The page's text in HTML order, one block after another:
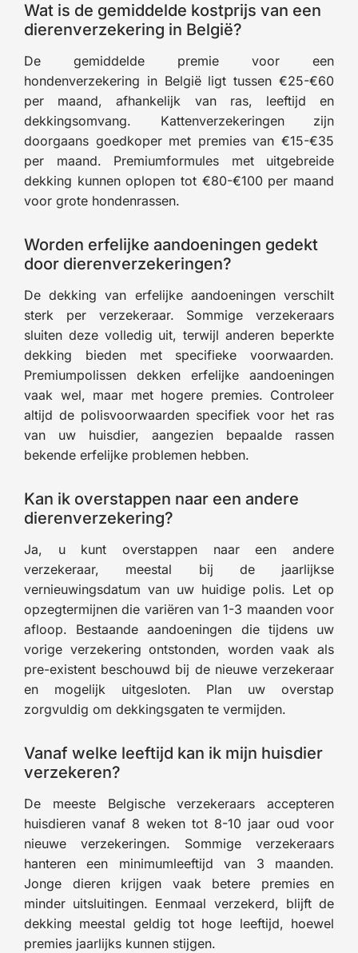
Wat is de gemiddelde kostprijs van een
dierenverzekering in België?
De gemiddelde premie voor een
hondenverzekering in België ligt tussen €25-€60
per maand, afhankelijk van ras, leeftijd en
dekkingsomvang. Kattenverzekeringen zijn
doorgaans goedkoper met premies van €15-€35
per maand. Premiumformules met uitgebreide
dekking kunnen oplopen tot €80-€100 per maand
voor grote hondenrassen.
Worden erfelijke aandoeningen gedekt
door dierenverzekeringen?
De dekking van erfelijke aandoeningen verschilt
sterk per verzekeraar. Sommige verzekeraars
sluiten deze volledig uit, terwijl anderen beperkte
dekking bieden met specifieke voorwaarden.
Premiumpolissen dekken erfelijke aandoeningen
vaak wel, maar met hogere premies. Controleer
altijd de polisvoorwaarden specifiek voor het ras
van uw huisdier, aangezien bepaalde rassen
bekende erfelijke problemen hebben.
Kan ik overstappen naar een andere
dierenverzekering?
Ja, u kunt overstappen naar een andere
verzekeraar, meestal bij de jaarlijkse
vernieuwingsdatum van uw huidige polis. Let op
opzegtermijnen die variëren van 1-3 maanden voor
afloop. Bestaande aandoeningen die tijdens uw
vorige verzekering ontstonden, worden vaak als
pre-existent beschouwd bij de nieuwe verzekeraar
en mogelijk uitgesloten. Plan uw overstap
zorgvuldig om dekkingsgaten te vermijden.
Vanaf welke leeftijd kan ik mijn huisdier
verzekeren?
De meeste Belgische verzekeraars accepteren
huisdieren vanaf 8 weken tot 8-10 jaar oud voor
nieuwe verzekeringen. Sommige verzekeraars
hanteren een minimumleeftijd van 3 maanden.
Jonge dieren krijgen vaak betere premies en
minder uitsluitingen. Eenmaal verzekerd, blijft de
dekking meestal geldig tot hoge leeftijd, hoewel
premies jaarlijks kunnen stijgen.